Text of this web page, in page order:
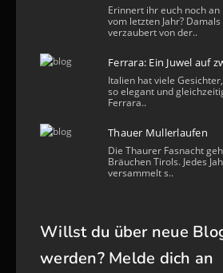
Erinnert ihr euch noch
vom letzten Jahr?
verzaubert von der..
Ferrara: Ein Juwel auf
Italien hat viele
so elegant und
Ferrara..
Thauer Mullerlaufen
Die Thaurer Fasnacht
Bräuchen Tirols. Jedes
versammelt s..
Willst du über neue
werden? Melde dich an